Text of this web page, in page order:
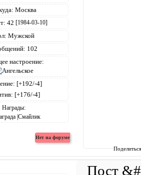
Москва
42 [1984-03-10]
Мужской
102
настроение:
[+192/-4]
[+176/-4]
Награды: